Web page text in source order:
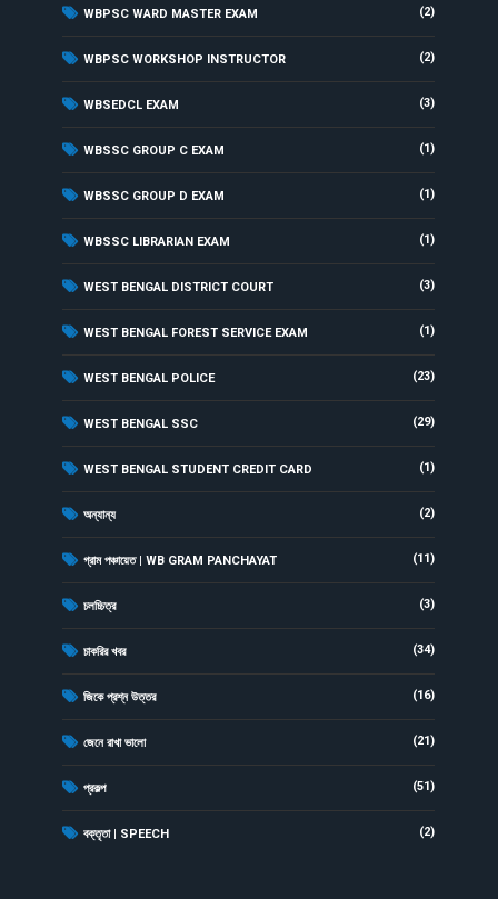
WBPSC WARD MASTER EXAM (2)
WBPSC WORKSHOP INSTRUCTOR (2)
WBSEDCL EXAM (3)
WBSSC GROUP C EXAM (1)
WBSSC GROUP D EXAM (1)
WBSSC LIBRARIAN EXAM (1)
WEST BENGAL DISTRICT COURT (3)
WEST BENGAL FOREST SERVICE EXAM (1)
WEST BENGAL POLICE (23)
WEST BENGAL SSC (29)
WEST BENGAL STUDENT CREDIT CARD (1)
অন্যান্য (2)
গ্রাম পঞ্চায়েত | WB GRAM PANCHAYAT (11)
চলচ্চিত্র (3)
চাকরির খবর (34)
জিকে প্রশ্ন উত্তর (16)
জেনে রাখা ভালো (21)
প্রকল্প (51)
বক্তৃতা | SPEECH (2)